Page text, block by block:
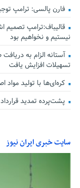
فارن پالسی: ترامپ
قالیباف:ترامپ تصمیم
نیستیم و نخواهیم بود
تسهیلات افزایش یافت
کره‌ای‌ها با تولید مواد
پشت‌پرده تمدید
سایت خبری ایران نیوز